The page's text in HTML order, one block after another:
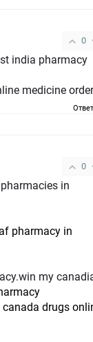
0
india pharmacy
medicine order
0
in
pharmacy in
my
canada drugs